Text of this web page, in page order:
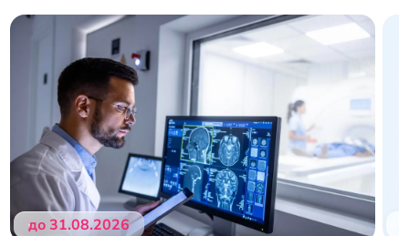
до 31.08.2026